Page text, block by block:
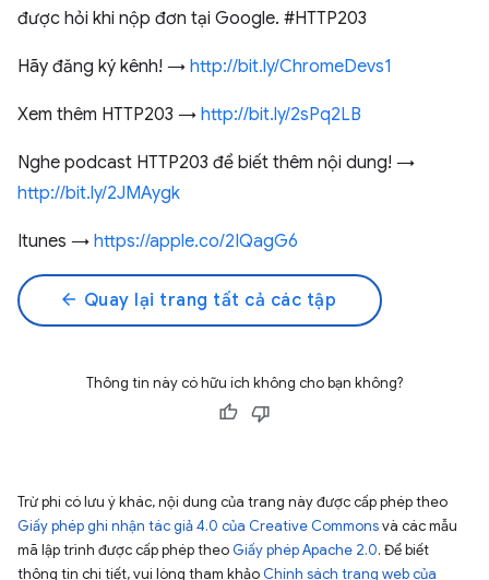
được hỏi khi nộp đơn tại Google. #HTTP203
Hãy đăng ký kênh! → http://bit.ly/ChromeDevs1
Xem thêm HTTP203 → http://bit.ly/2sPq2LB
Nghe podcast HTTP203 để biết thêm nội dung! →
http://bit.ly/2JMAygk
Itunes → https://apple.co/2IQagG6
arrow_back Quay lại trang tất cả các tập
Thông tin này có hữu ích không cho bạn không?
Trừ phi có lưu ý khác, nội dung của trang này được cấp phép theo
Giấy phép ghi nhận tác giả 4.0 của Creative Commonsvà các mẫu
mã lập trình được cấp phép theo Giấy phép Apache 2.0. Để biết
thông tin chi tiết, vui lòng tham khảo Chính sách trang web của